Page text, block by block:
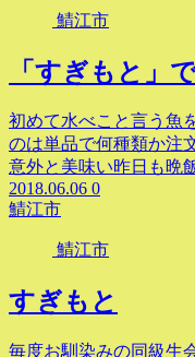
鯖江市
「すぎもと」
初めて水べこと言う魚
のは単品で何種類か注
意外と美味い昨日も晩
2018.06.06 0
鯖江市
鯖江市
すぎもと
毎度お馴染みの同級生